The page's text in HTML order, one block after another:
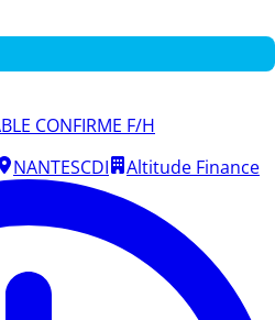
CONFIRME F/H
NANTESCDI Altitude Finance